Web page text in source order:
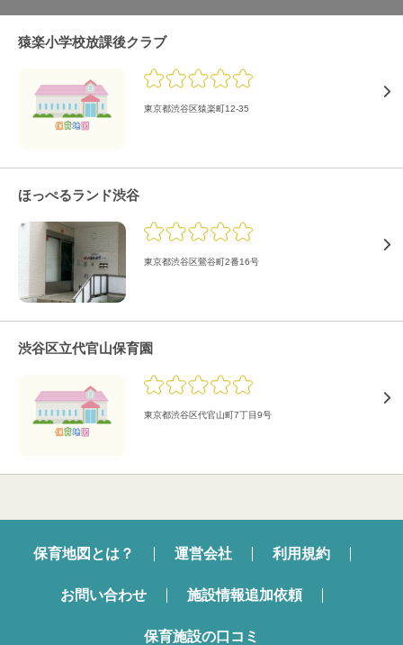
猿楽小学校放課後クラブ
東京都渋谷区猿楽町12-35
ほっぺるランド渋谷
東京都渋谷区鶯谷町2番16号
渋谷区立代官山保育園
東京都渋谷区代官山町7丁目9号
保育地図とは？ 運営会社 利用規約
お問い合わせ 施設情報追加依頼
保育施設の口コミ